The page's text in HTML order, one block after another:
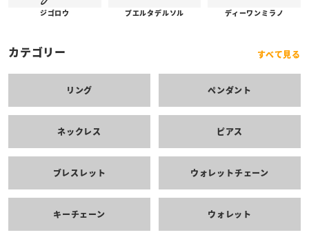
ジゴロウ プエルタデルソル ディーワンミラノ
カテゴリー すべて見る
リング ペンダント
ネックレス ピアス
ブレスレット ウォレットチェーン
キーチェーン ウォレット